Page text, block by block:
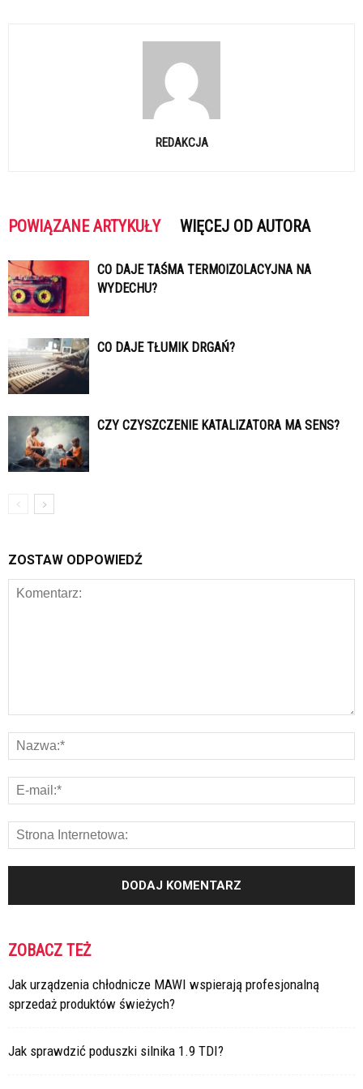
REDAKCJA
POWIĄZANE ARTYKUŁY WIĘCEJ OD AUTORA
CO DAJE TAŚMA TERMOIZOLACYJNA NA
WYDECHU?
CO DAJE TŁUMIK DRGAŃ?
CZY CZYSZCZENIE KATALIZATORA MA SENS?
ZOSTAW ODPOWIEDŹ
ZOBACZ TEŻ
Jak urządzenia chłodnicze MAWI wspierają profesjonalną
sprzedaż produktów świeżych?
Jak sprawdzić poduszki silnika 1.9 TDI?